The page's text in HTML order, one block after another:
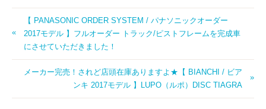
【 PANASONIC ORDER SYSTEM / パナソニックオーダー
2017モデル 】フルオーダー トラック/ピストフレームを完成車
にさせていただきました！
メーカー完売！されど店頭在庫ありますよ★【 BIANCHI / ビア
ンキ 2017モデル 】LUPO（ルポ）DISC TIAGRA